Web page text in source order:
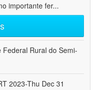
importante fer...
Federal Rural do Semi-
2023-Thu Dec 31